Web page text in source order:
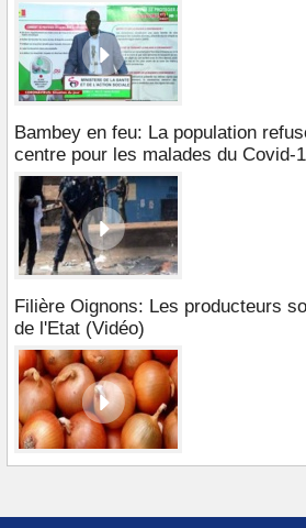
Bambey en feu: La population
centre pour les malades du Covid-
Filière Oignons: Les producteurs
de l'Etat (Vidéo)